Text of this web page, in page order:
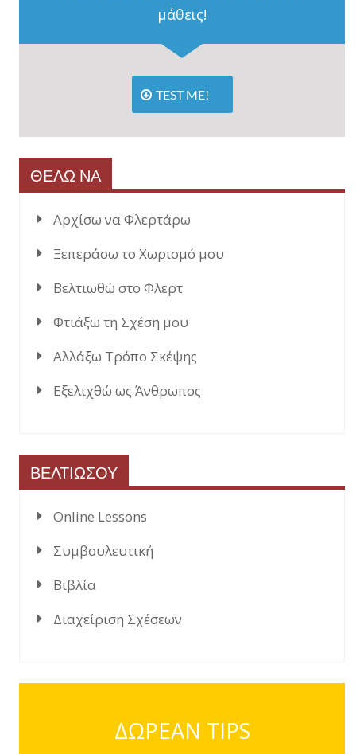
μάθεις!
TEST ME!
ΘΕΛΩ ΝΑ
Αρχίσω να Φλερτάρω
Ξεπεράσω το Χωρισμό μου
Βελτιωθώ στο Φλερτ
Φτιάξω τη Σχέση μου
Αλλάξω Τρόπο Σκέψης
Εξελιχθώ ως Άνθρωπος
ΒΕΛΤΙΩΣΟΥ
Online Lessons
Συμβουλευτική
Βιβλία
Διαχείριση Σχέσεων
ΔΩΡΕΑΝ TIPS